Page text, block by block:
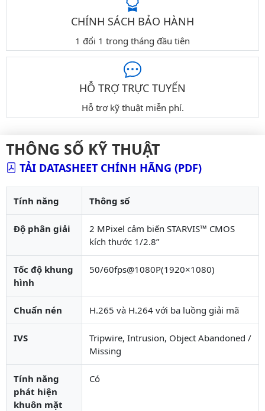
CHÍNH SÁCH BẢO HÀNH
1 đổi 1 trong tháng đầu tiên
HỖ TRỢ TRỰC TUYẾN
Hỗ trợ kỹ thuật miễn phí.
THÔNG SỐ KỸ THUẬT
TẢI DATASHEET CHÍNH HÃNG (PDF)
Tính năng Thông số
Độ phân giải
2 MPixel cảm biến STARVIS™ CMOS
kích thước 1/2.8”
Tốc độ khung
hình
50/60fps@1080P(1920×1080)
Chuẩn nén H.265 và H.264 với ba luồng giải mã
IVS
Tripwire, Intrusion, Object Abandoned /
Missing
Tính năng
phát hiện
khuôn mặt
Có